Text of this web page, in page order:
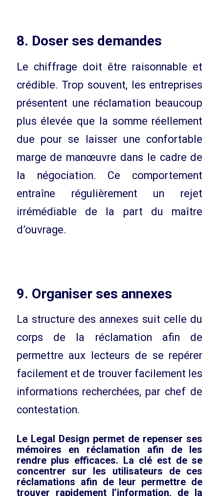
8. Doser ses demandes
Le chiffrage doit être raisonnable et
crédible. Trop souvent, les entreprises
présentent une réclamation beaucoup
plus élevée que la somme réellement
due pour se laisser une confortable
marge de manœuvre dans le cadre de
la négociation. Ce comportement
entraîne régulièrement un rejet
irrémédiable de la part du maître
d’ouvrage.
9. Organiser ses annexes
La structure des annexes suit celle du
corps de la réclamation afin de
permettre aux lecteurs de se repérer
facilement et de trouver facilement les
informations recherchées, par chef de
contestation.
Le Legal Design permet de repenser ses
mémoires en réclamation afin de les
rendre plus efficaces. La clé est de se
concentrer sur les utilisateurs de ces
réclamations afin de leur permettre de
trouver rapidement l’information, de la